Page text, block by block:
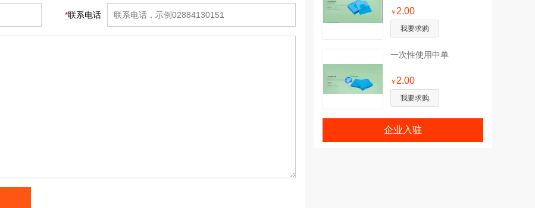
*联系电话 ￥ 2.00
我要求购
一次性使用中单
￥ 2.00
我要求购
企业入驻